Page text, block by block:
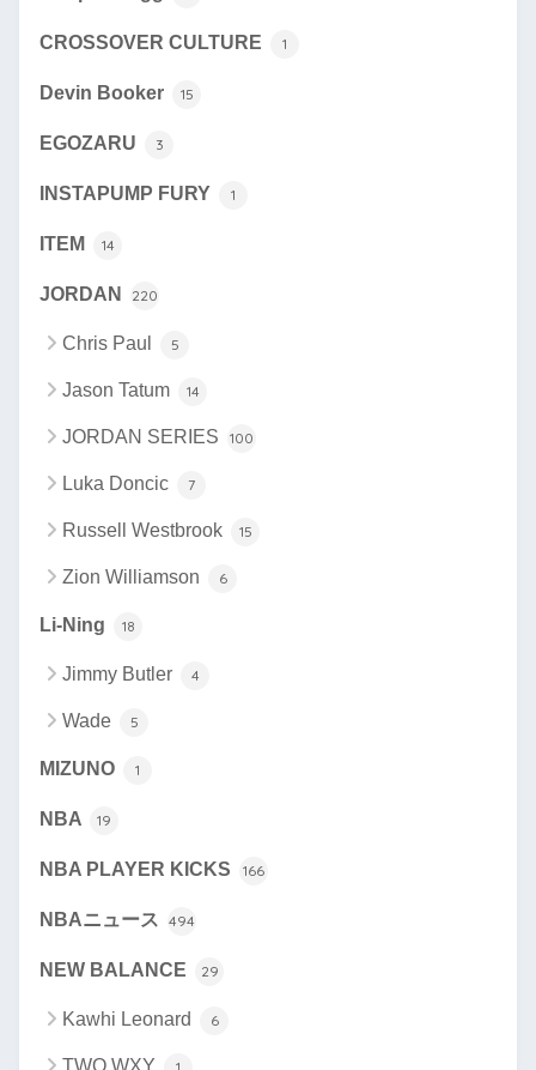
CROSSOVER CULTURE 1
Devin Booker 15
EGOZARU 3
INSTAPUMP FURY 1
ITEM 14
JORDAN 220
Chris Paul 5
Jason Tatum 14
JORDAN SERIES 100
Luka Doncic 7
Russell Westbrook 15
Zion Williamson 6
Li-Ning 18
Jimmy Butler 4
Wade 5
MIZUNO 1
NBA 19
NBA PLAYER KICKS 166
NBAニュース 494
NEW BALANCE 29
Kawhi Leonard 6
TWO WXY